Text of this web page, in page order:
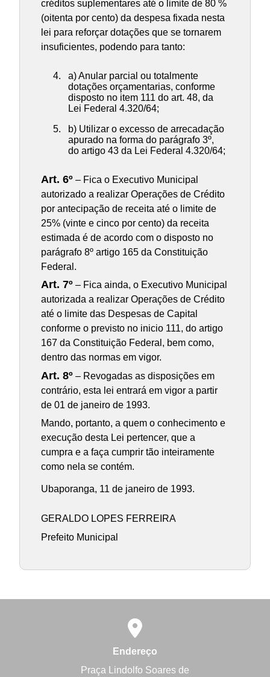
créditos suplementares até o limite de 80 %
(oitenta por cento) da despesa fixada nesta
lei para reforçar dotações que se tornarem
insuficientes, podendo para tanto:
a) Anular parcial ou totalmente
dotações orçamentarias, conforme
disposto no item 111 do art. 48, da
Lei Federal 4.320/64;
b) Utilizar o excesso de arrecadação
apurado na forma do parágrafo 3º,
do artigo 43 da Lei Federal 4.320/64;
Art. 6º – Fica o Executivo Municipal
autorizado a realizar Operações de Crédito
por antecipação de receita até o limite de
25% (vinte e cinco por cento) da receita
estimada é de acordo com o disposto no
parágrafo 8º artigo 165 da Constituição
Federal.
Art. 7º – Fica ainda, o Executivo Municipal
autorizada a realizar Operações de Crédito
até o limite das Despesas de Capital
conforme o previsto no inicio 111, do artigo
167 da Constituição Federal, bem como,
dentro das normas em vigor.
Art. 8º – Revogadas as disposições em
contrário, esta lei entrará em vigor a partir
de 01 de janeiro de 1993.
Mando, portanto, a quem o conhecimento e
execução desta Lei pertencer, que a
cumpra e a faça cumprir tão inteiramente
como nela se contém.
Ubaporanga, 11 de janeiro de 1993.
GERALDO LOPES FERREIRA
Prefeito Municipal
Endereço
Praça Lindolfo Soares de